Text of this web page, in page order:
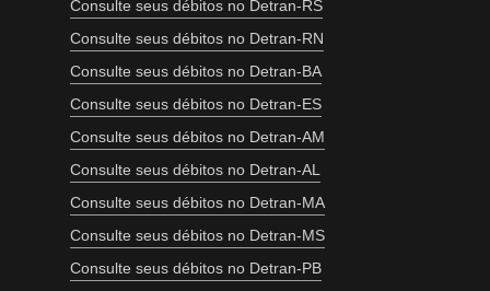
Consulte seus débitos no Detran-RS
Consulte seus débitos no Detran-RN
Consulte seus débitos no Detran-BA
Consulte seus débitos no Detran-ES
Consulte seus débitos no Detran-AM
Consulte seus débitos no Detran-AL
Consulte seus débitos no Detran-MA
Consulte seus débitos no Detran-MS
Consulte seus débitos no Detran-PB